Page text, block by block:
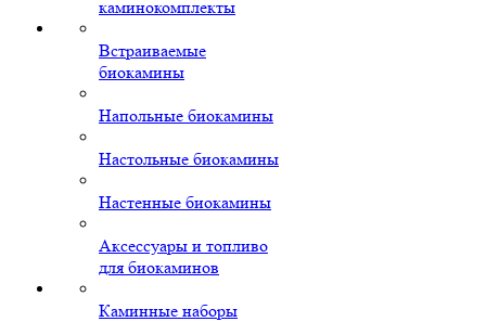
каминокомплекты
Встраиваемые
биокамины
Напольные биокамины
Настольные биокамины
Настенные биокамины
Аксессуары и топливо
для биокаминов
Каминные наборы